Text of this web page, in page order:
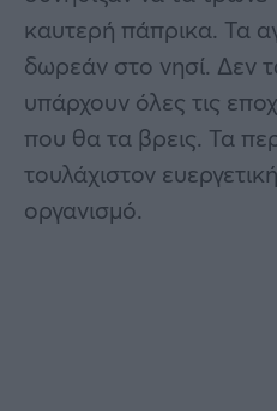
καυτερή πάπρικα. Τα
δωρεάν στο νησί. Δεν
υπάρχουν όλες τις
που θα τα βρεις. Τα
τουλάχιστον
οργανισμό.